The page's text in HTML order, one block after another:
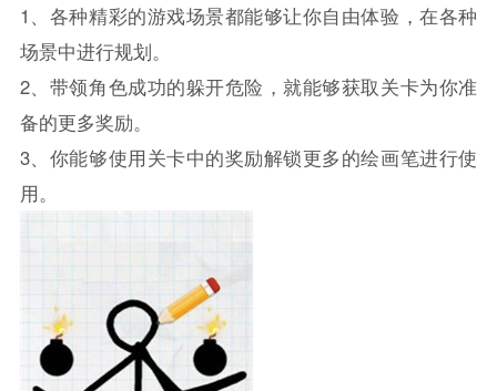
1、各种精彩的游戏场景都能够让你自由体验，在各种
场景中进行规划。
2、带领角色成功的躲开危险，就能够获取关卡为你准
备的更多奖励。
3、你能够使用关卡中的奖励解锁更多的绘画笔进行使
用。